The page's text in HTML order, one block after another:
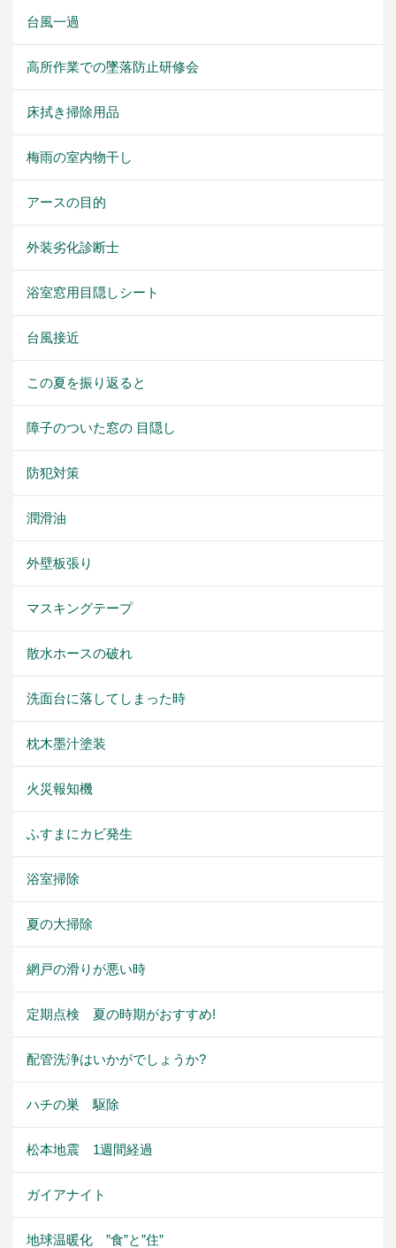
台風一過
高所作業での墜落防止研修会
床拭き掃除用品
梅雨の室内物干し
アースの目的
外装劣化診断士
浴室窓用目隠しシート
台風接近
この夏を振り返ると
障子のついた窓の 目隠し
防犯対策
潤滑油
外壁板張り
マスキングテープ
散水ホースの破れ
洗面台に落してしまった時
枕木墨汁塗装
火災報知機
ふすまにカビ発生
浴室掃除
夏の大掃除
網戸の滑りが悪い時
定期点検 夏の時期がおすすめ!
配管洗浄はいかがでしょうか?
ハチの巣 駆除
松本地震 1週間経過
ガイアナイト
地球温暖化 ”食”と”住”